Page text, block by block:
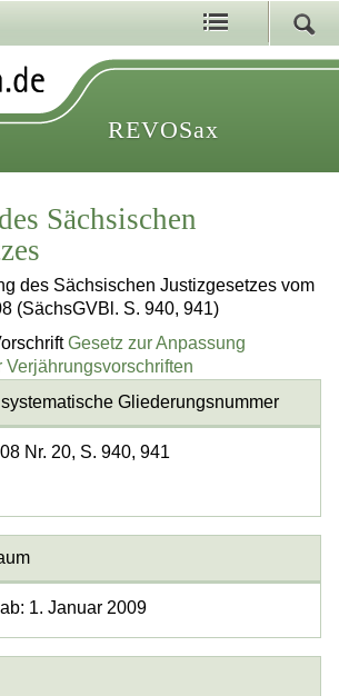
REVOSax
Sächsischen
des Sächsischen Justizgesetzes vom
(SächsGVBl. S. 940, 941)
Gesetz zur Anpassung
Verjährungsvorschriften
Gliederungsnummer
Nr. 20, S. 940, 941
1. Januar 2009